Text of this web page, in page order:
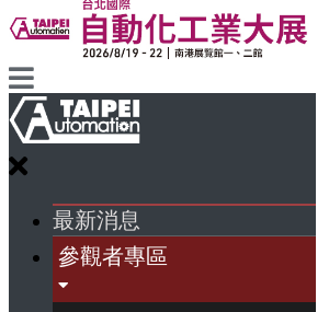
最新消息
參觀者專區